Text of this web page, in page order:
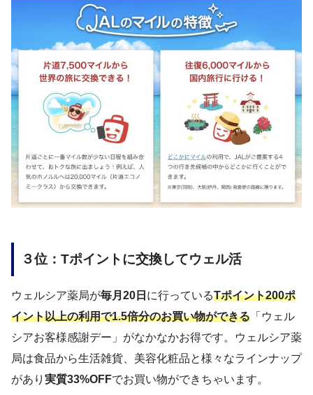
３位：Tポイントに交換してウェル活
ウェルシア薬局が毎月20日 に行っているTポイント200ポ
イント以上の利用で1.5倍分のお買い物ができる 「ウェル
シアお客様感謝デー」がなかなかお得です。ウェルシア薬
局は食品から生活雑貨、美容化粧品と様々なラインナップ
があり 実質33%OFFでお買い物ができちゃいます。